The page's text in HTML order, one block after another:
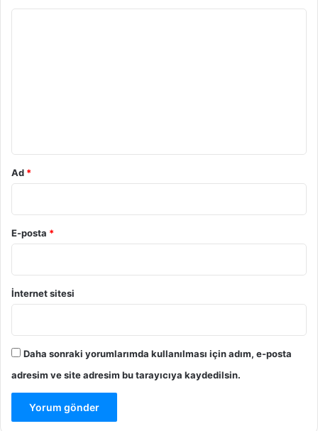
Ad *
E-posta *
İnternet sitesi
Daha sonraki yorumlarımda kullanılması için adım, e-posta
adresim ve site adresim bu tarayıcıya kaydedilsin.